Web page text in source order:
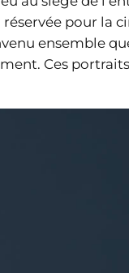
pour la
ensemble
Ces